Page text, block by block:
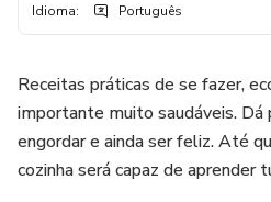
Idioma: Português
Receitas práticas de se fazer,
importante muito saudáveis. Dá
engordar e ainda ser feliz. Até
cozinha será capaz de aprender